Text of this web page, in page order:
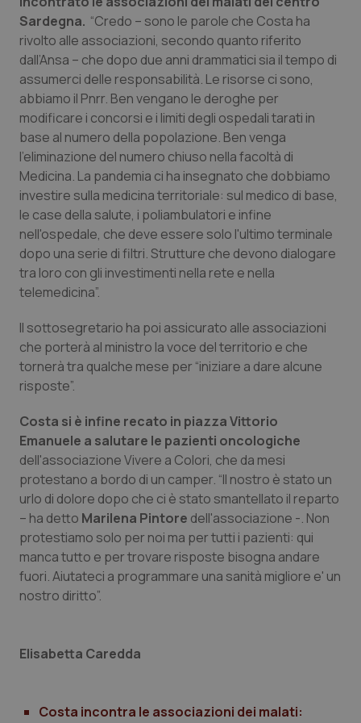
Sardegna. “Credo – sono le parole che Costa ha
rivolto alle associazioni, secondo quanto riferito
dall’Ansa – che dopo due anni drammatici sia il tempo di
assumerci delle responsabilità. Le risorse ci sono,
abbiamo il Pnrr. Ben vengano le deroghe per
modificare i concorsi e i limiti degli ospedali tarati in
base al numero della popolazione. Ben venga
l'eliminazione del numero chiuso nella facoltà di
Medicina. La pandemia ci ha insegnato che dobbiamo
investire sulla medicina territoriale: sul medico di base,
le case della salute, i poliambulatori e infine
nell'ospedale, che deve essere solo l'ultimo terminale
dopo una serie di filtri. Strutture che devono dialogare
tra loro con gli investimenti nella rete e nella
telemedicina”.
Il sottosegretario ha poi assicurato alle associazioni
che porterà al ministro la voce del territorio e che
tornerà tra qualche mese per “iniziare a dare alcune
risposte”.
Costa si è infine recato in piazza Vittorio
Emanuele a salutare le pazienti oncologiche
dell'associazione Vivere a Colori, che da mesi
protestano a bordo di un camper. “Il nostro è stato un
urlo di dolore dopo che ci è stato smantellato il reparto
– ha detto Marilena Pintore dell'associazione -. Non
protestiamo solo per noi ma per tutti i pazienti: qui
manca tutto e per trovare risposte bisogna andare
fuori. Aiutateci a programmare una sanità migliore e' un
nostro diritto”.
Elisabetta Caredda
Costa incontra le associazioni dei malati:
navigazione sulle pagine e l'accesso alle aree
protette del sito. Il sito web non è in grado di
funzionare correttamente senza questi cookie.
Nome
Fornitore/Dominio
VISITOR_PRIVACY_METADATA
YouTube
.youtube.com
CookieScript
www.quotidianosanita.it
tracking-sites-ironfish-
tracking-enable
www.quotidianosanita.it
2
tracking-sites-ironfish-